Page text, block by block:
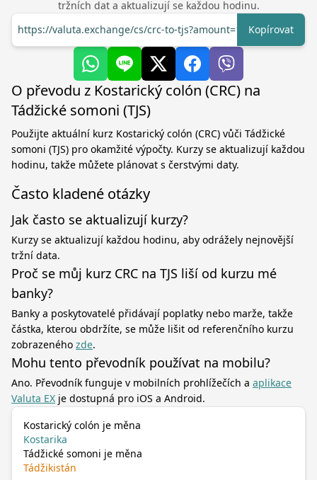
tržních dat a aktualizují se každou hodinu.
https://valuta.exchange/cs/crc-to-tjs?amount=1
Kopírovat
O převodu z Kostarický colón (CRC) na
Tádžické somoni (TJS)
Použijte aktuální kurz Kostarický colón (CRC) vůči Tádžické
somoni (TJS) pro okamžité výpočty. Kurzy se aktualizují každou
hodinu, takže můžete plánovat s čerstvými daty.
Často kladené otázky
Jak často se aktualizují kurzy?
Kurzy se aktualizují každou hodinu, aby odrážely nejnovější
tržní data.
Proč se můj kurz CRC na TJS liší od kurzu mé
banky?
Banky a poskytovatelé přidávají poplatky nebo marže, takže
částka, kterou obdržíte, se může lišit od referenčního kurzu
zobrazeného zde.
Mohu tento převodník používat na mobilu?
Ano. Převodník funguje v mobilních prohlížečích a aplikace
Valuta EX je dostupná pro iOS a Android.
Kostarický colón je měna
Kostarika
Tádžické somoni je měna
Tádžikistán